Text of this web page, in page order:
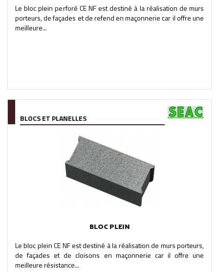
Le bloc plein perforé CE NF est destiné à la réalisation de murs
porteurs, de façades et de refend en maçonnerie car il offre une
meilleure...
BLOCS ET PLANELLES
BLOC PLEIN
Le bloc plein CE NF est destiné à la réalisation de murs porteurs,
de façades et de cloisons en maçonnerie car il offre une
meilleure résistance...